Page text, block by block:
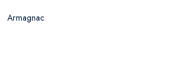
Armagnac